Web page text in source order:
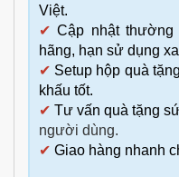
Việt.
✔Cập nhật
hãng, hạn sử dụng
✔ Setup hộp quà
khấu tốt.
✔Tư vấnquà tặng
người dùng.
✔ Giao hàng nhanh